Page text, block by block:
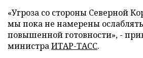
«Угроза со стороны Северной
мы пока не намерены
повышенной готовности», -
министраИТАР-ТАСС.